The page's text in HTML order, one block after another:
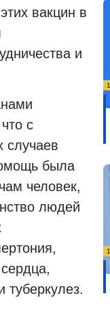
вакцин в
и
с
случаев
была
человек,
людей
туберкулез.